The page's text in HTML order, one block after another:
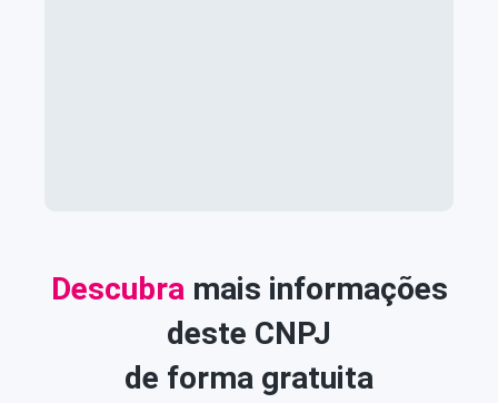
Descubra mais informações
deste CNPJ
de forma gratuita